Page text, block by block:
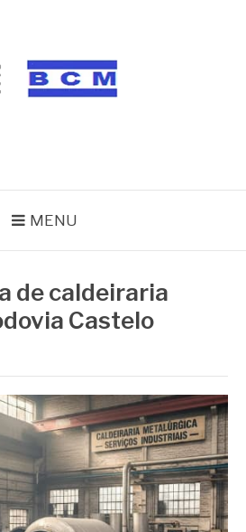
MENU
de caldeiraria
Castelo